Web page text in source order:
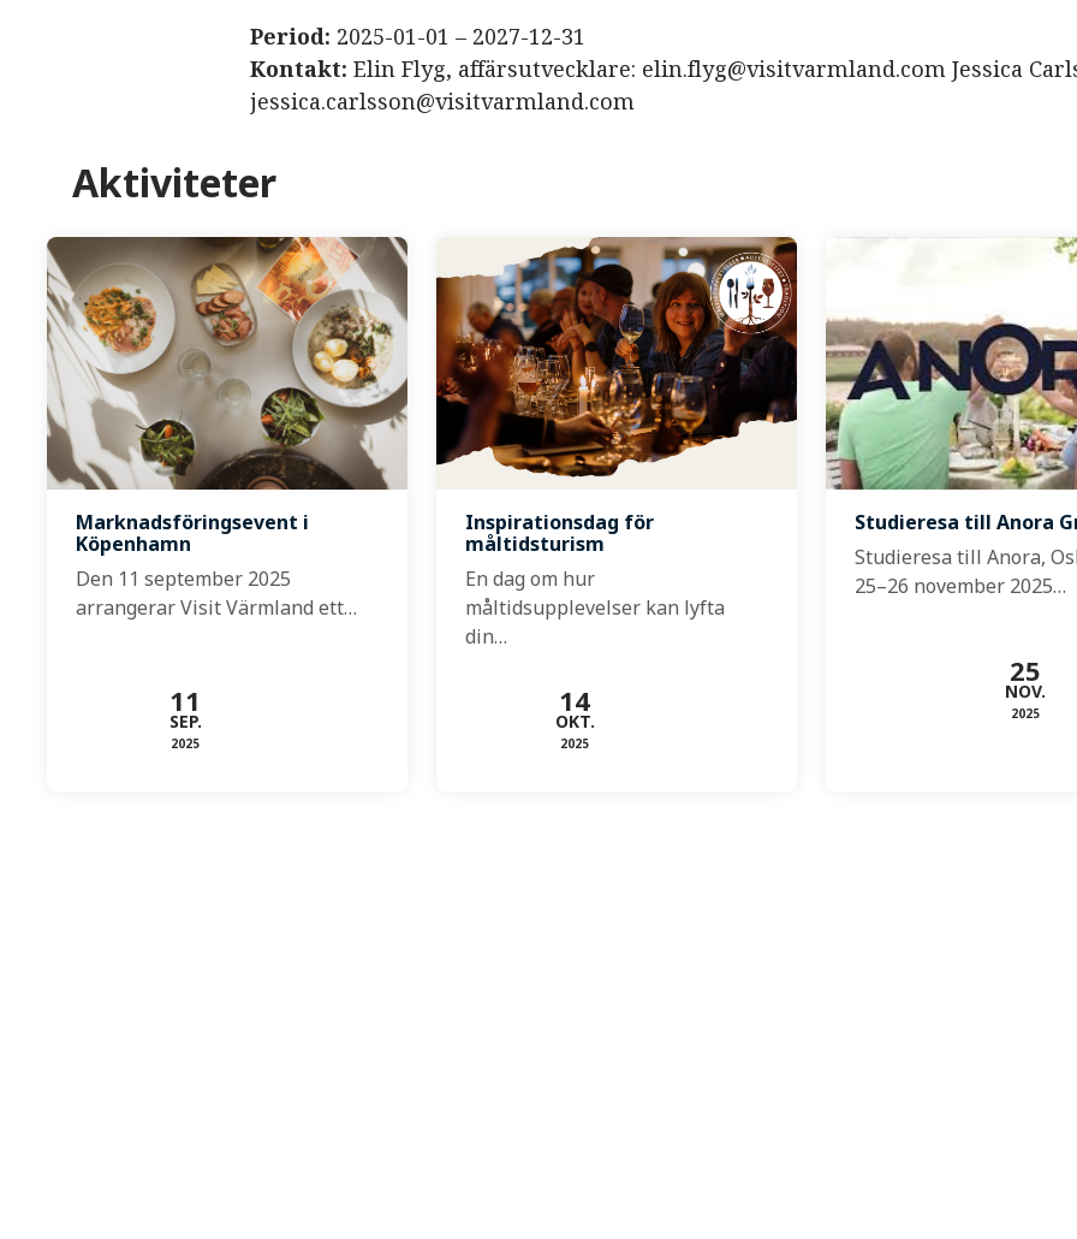
Period: 2025-01-01 – 2027-12-31
Kontakt: Elin Flyg, affärsutvecklare: elin.flyg@visitvarmland.com Jessica
jessica.carlsson@visitvarmland.com
Aktiviteter
Marknadsföringsevent i
Köpenhamn
Den 11 september 2025
arrangerar Visit Värmland ett…
11
SEP.
2025
Inspirationsdag för
måltidsturism
En dag om hur
måltidsupplevelser kan lyfta
din…
14
OKT.
2025
Studieresa till Anora
Studieresa till Anora,
25–26 november 2025…
25
NOV.
2025